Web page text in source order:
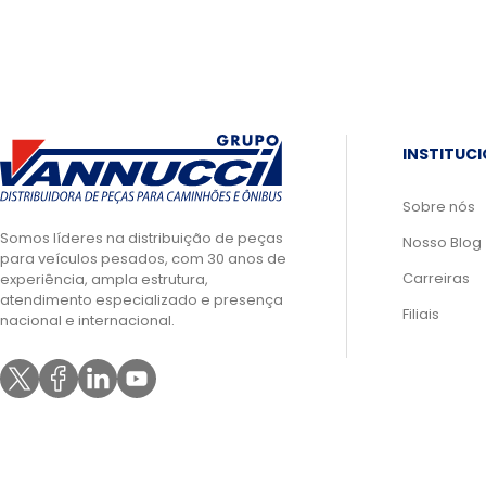
Somos líderes na distribuição de peças
para veículos pesados, com 30 anos de
experiência, ampla estrutura,
atendimento especializado e presença
nacional e internacional.
Sobre nós
Nosso Blog
Carreiras
Filiais